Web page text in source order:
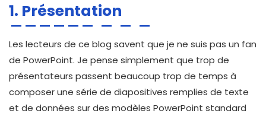
1. Présentation
Les lecteurs de ce blog savent que je ne suis pas un fan
de PowerPoint. Je pense simplement que trop de
présentateurs passent beaucoup trop de temps à
composer une série de diapositives remplies de texte
et de données sur des modèles PowerPoint standard